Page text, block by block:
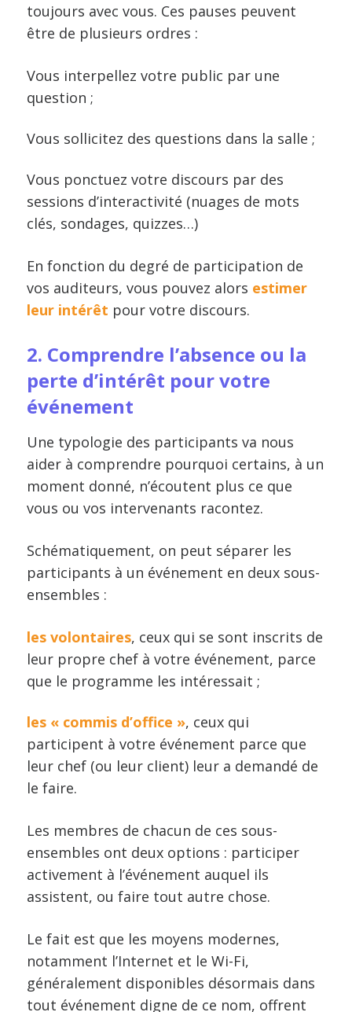
toujours avec vous. Ces pauses peuvent
être de plusieurs ordres :
Vous interpellez votre public par une
question ;
Vous sollicitez des questions dans la salle ;
Vous ponctuez votre discours par des
sessions d’interactivité (nuages de mots
clés, sondages, quizzes…)
En fonction du degré de participation de
vos auditeurs, vous pouvez alors estimer
leur intérêt pour votre discours.
2. Comprendre l’absence ou la
perte d’intérêt pour votre
événement
Une typologie des participants va nous
aider à comprendre pourquoi certains, à un
moment donné, n’écoutent plus ce que
vous ou vos intervenants racontez.
Schématiquement, on peut séparer les
participants à un événement en deux sous-
ensembles :
les volontaires, ceux qui se sont inscrits de
leur propre chef à votre événement, parce
que le programme les intéressait ;
les « commis d’office », ceux qui
participent à votre événement parce que
leur chef (ou leur client) leur a demandé de
le faire.
Les membres de chacun de ces sous-
ensembles ont deux options : participer
activement à l’événement auquel ils
assistent, ou faire tout autre chose.
Le fait est que les moyens modernes,
notamment l’Internet et le Wi-Fi,
généralement disponibles désormais dans
tout événement digne de ce nom, offrent